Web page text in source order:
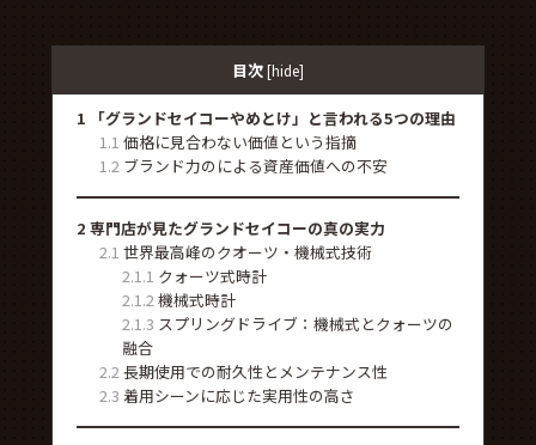
目次 [hide]
1 「グランドセイコーやめとけ」と言われる5つの理由
1.1 価格に見合わない価値という指摘
1.2ブランド力のによる資産価値への不安
2 専門店が見たグランドセイコーの真の実力
2.1 世界最高峰のクオーツ・機械式技術
2.1.1 クォーツ式時計
2.1.2機械式時計
2.1.3 スプリングドライブ：機械式とクォーツの
融合
2.2長期使用での耐久性とメンテナンス性
2.3 着用シーンに応じた実用性の高さ